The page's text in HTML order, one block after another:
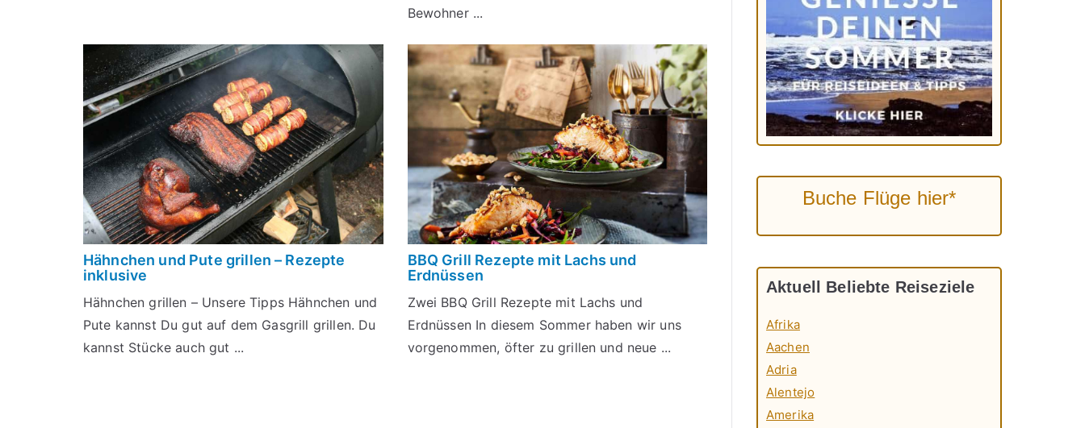
Bewohner ...
Hähnchen und Pute grillen – Rezepte
inklusive
Hähnchen grillen – Unsere Tipps Hähnchen und
Pute kannst Du gut auf dem Gasgrill grillen. Du
kannst Stücke auch gut ...
BBQ Grill Rezepte mit Lachs und
Erdnüssen
Zwei BBQ Grill Rezepte mit Lachs und
Erdnüssen In diesem Sommer haben wir uns
vorgenommen, öfter zu grillen und neue ...
Buche Flüge hier*
Aktuell Beliebte Reiseziele
Afrika
Aachen
Adria
Alentejo
Amerika